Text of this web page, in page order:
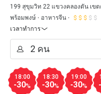
Chinese
Marriott
199 สุขุมวิท 22 แขวงคลองตัน เขต
พร้อมพงษ์
อาหารจีน
เวลาทำการ
18:00
-30%
18:30
-30%
19:00
-30%